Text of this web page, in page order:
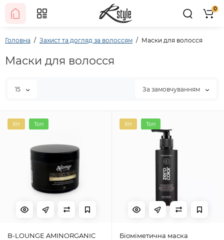
0
Головна Захист та догляд за волоссям Маски для волосся
Маски для волосся
15 За замовчуванням
Хіт Топ
B-LOUNGE AMINORGANIC
Хіт Топ
Біоміметична маска